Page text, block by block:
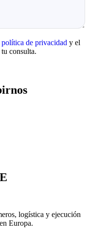
política de privacidad y el
consulta.
logística y ejecución
Europa.